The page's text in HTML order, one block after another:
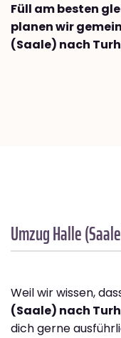
Füll am besten
planen wir
(Saale) nach
Umzug Halle
Weil wir wissen,
(Saale) nach
dich gerne